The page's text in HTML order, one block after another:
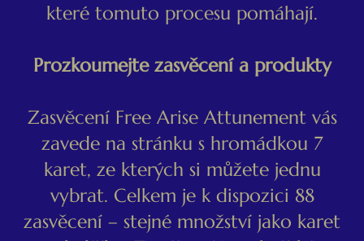
které tomuto procesu pomáhají.
Prozkoumejte zasvěcení a produkty
Zasvěcení Free Arise Attunement vás
zavede na stránku s hromádkou 7
karet, ze kterých si můžete jednu
vybrat. Celkem je k dispozici 88
zasvěcení – stejné množství jako karet